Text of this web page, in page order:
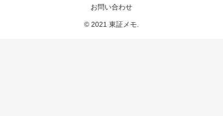
お問い合わせ
© 2021 東証メモ.